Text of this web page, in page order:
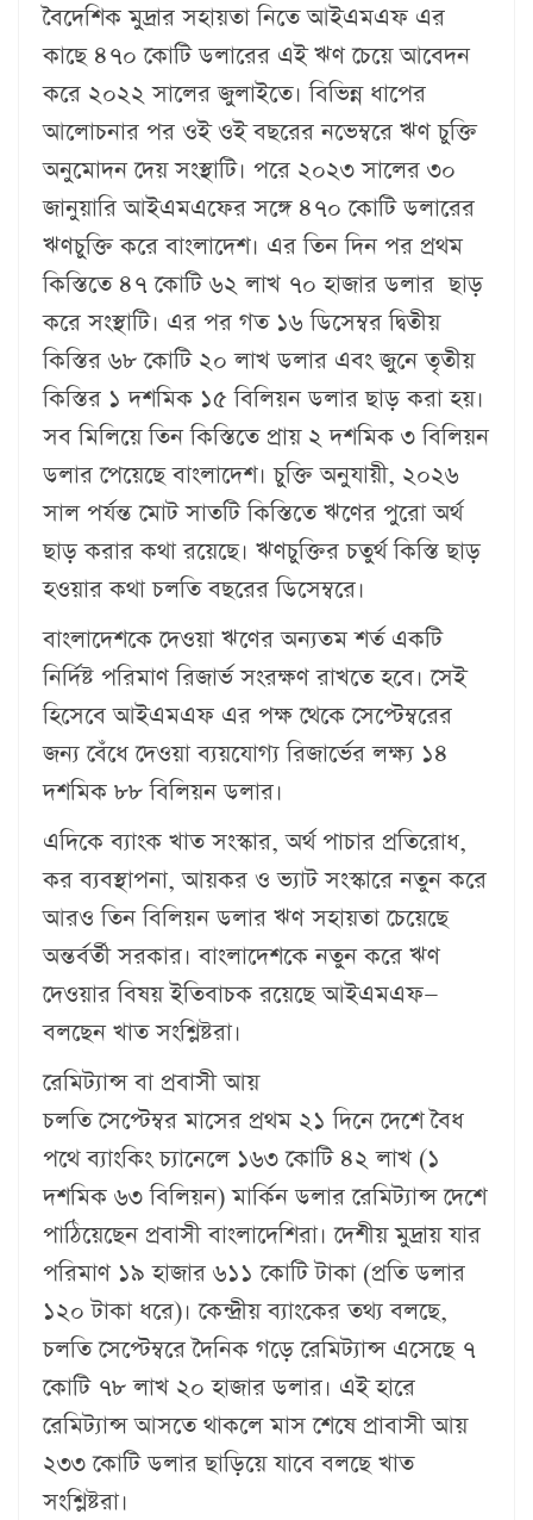
বৈদেশিক মুদ্রার সহায়তা নিতে আইএমএফ এর
কাছে ৪৭০ কোটি ডলারের এই ঋণ চেয়ে আবেদন
করে ২০২২ সালের জুলাইতে। বিভিন্ন ধাপের
আলোচনার পর ওই ওই বছরের নভেম্বরে ঋণ চুক্তি
অনুমোদন দেয় সংস্থাটি। প‌রে ২০২৩ সা‌লের ৩০
জানুয়ারি আইএমএফের সঙ্গে ৪৭০ কোটি ডলারের
ঋণচুক্তি করে বাংলাদেশ। এর তিন দিন পর প্রথম
কিস্তিতে ৪৭ কোটি ৬২ লাখ ৭০ হাজার ডলার ছাড়
করে সংস্থাটি। এর পর গত ১৬ ডিসেম্বর দ্বিতীয়
কিস্তির ৬৮ কোটি ২০ লাখ ডলার এবং জুনে তৃতীয়
কিস্তির ১ দশমিক ১৫ বিলিয়ন ডলার ছাড় করা হয়।
সব মিলিয়ে তিন কিস্তিতে প্রায় ২ দশমিক ৩ বিলিয়ন
ডলার পেয়েছে বাংলাদেশ। চুক্তি অনুযায়ী, ২০২৬
সাল পর্যন্ত মোট সাতটি কিস্তিতে ঋণের পুরো অর্থ
ছাড় করার কথা রয়েছে। ঋণচুক্তির চতুর্থ কিস্তি ছাড়
হওয়ার কথা চলতি বছরের ডিসেম্বরে।
বাংলাদেশকে দেওয়া ঋণের অন্যতম শর্ত একটি
নির্দিষ্ট পরিমাণ রিজার্ভ সংরক্ষণ রাখতে হবে। সেই
হিসেবে আইএমএফ এর পক্ষ থেকে সেপ্টেম্বরের
জন্য বেঁধে দেওয়া ব্যয়যোগ্য রিজার্ভের লক্ষ্য ১৪
দশমিক ৮৮ বিলিয়ন ডলার।
এদিকে ব্যাংক খাত সংস্কার, অর্থ পাচার প্রতিরোধ,
কর ব্যবস্থাপনা, আয়কর ও ভ্যাট সংস্কারে নতুন করে
আরও তিন বিলিয়ন ডলার ঋণ সহায়তা চেয়েছে
অন্তর্বর্তী সরকার। বাংলাদেশকে নতুন করে ঋণ
দেওয়ার বিষয় ইতিবাচক রয়েছে আইএমএফ—
বলছেন খাত সংশ্লিষ্টরা।
রেমিট্যান্স বা প্রবাসী আয়
চলতি সেপ্টেম্বর মাসের প্রথম ২১ দিনে দেশে বৈধ
পথে ব্যাংকিং চ্যানেলে ১৬৩ কোটি ৪২ লাখ (১
দশমিক ৬৩ বিলিয়ন) মার্কিন ডলার রেমিট্যান্স দেশে
পাঠিয়েছেন প্রবাসী বাংলাদেশিরা। দেশীয় মুদ্রায় যার
পরিমাণ ১৯ হাজার ৬১১ কোটি টাকা (প্রতি ডলার
১২০ টাকা ধরে)। কেন্দ্রীয় ব্যাংকের তথ্য বলছে,
চলতি সেপ্টেম্বরে দৈনিক গড়ে রেমিট্যান্স এসেছে ৭
কোটি ৭৮ লাখ ২০ হাজার ডলার। এই হারে
রেমিট্যান্স আসতে থাকলে মাস শেষে প্রাবাসী আয়
২৩৩ কোটি ডলার ছাড়িয়ে যাবে বলছে খাত
সংশ্লিষ্টরা।